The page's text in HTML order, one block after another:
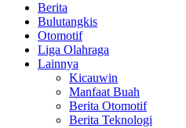
Berita
Bulutangkis
Otomotif
Liga Olahraga
Lainnya
Kicauwin
Manfaat Buah
Berita Otomotif
Berita Teknologi